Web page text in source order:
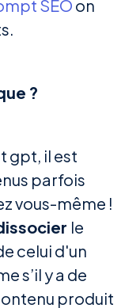
SEO on
?
gpt, il est
parfois
vous-même !
le
celui d'un
s’il y a de
produit